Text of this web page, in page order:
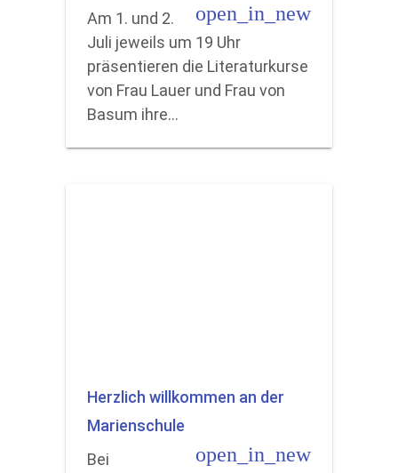
open_in_new
Am 1. und 2.
Juli jeweils um 19 Uhr
präsentieren die Literaturkurse
von Frau Lauer und Frau von
Basum ihre…
Herzlich willkommen an der
Marienschule
open_in_new
Bei